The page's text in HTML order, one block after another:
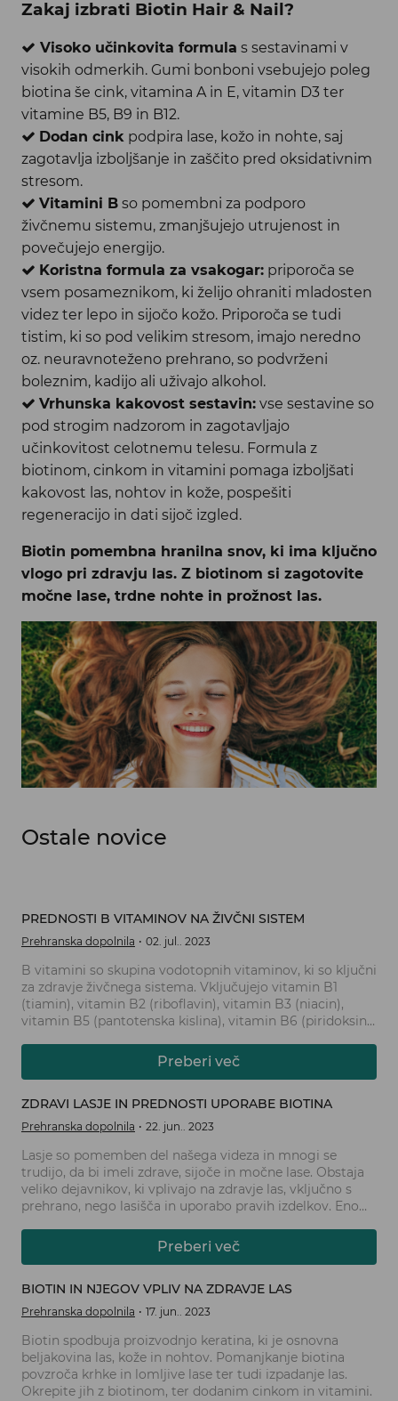
Zakaj izbrati Biotin Hair & Nail?
Visoko učinkovita formula s sestavinami v
visokih odmerkih. Gumi bonboni vsebujejo poleg
biotina še cink, vitamina A in E, vitamin D3 ter
vitamine B5, B9 in B12.
Dodan cink podpira lase, kožo in nohte, saj
zagotavlja izboljšanje in zaščito pred oksidativnim
stresom.
Vitamini Bso pomembni za podporo
živčnemu sistemu, zmanjšujejo utrujenost in
povečujejo energijo.
Koristna formula za vsakogar:priporoča se
vsem posameznikom, ki želijo ohraniti mladosten
videz ter lepo in sijočo kožo. Priporoča se tudi
tistim, ki so pod velikim stresom, imajo neredno
oz. neuravnoteženo prehrano, so podvrženi
boleznim, kadijo ali uživajo alkohol.
Vrhunska kakovost sestavin:vse sestavine so
pod strogim nadzorom in zagotavljajo
učinkovitost celotnemu telesu. Formula z
biotinom, cinkom in vitamini pomaga izboljšati
kakovost las, nohtov in kože, pospešiti
regeneracijo in dati sijoč izgled.
Biotin pomembna hranilna snov, ki ima ključno
vlogo pri zdravju las. Z biotinom si zagotovite
močne lase, trdne nohte in prožnost las.
Ostale novice
PREDNOSTI B VITAMINOV NA ŽIVČNI SISTEM
Prehranska dopolnila 02. jul.. 2023
B vitamini so skupina vodotopnih vitaminov, ki so ključni
za zdravje živčnega sistema. Vključujejo vitamin B1
(tiamin), vitamin B2 (riboflavin), vitamin B3 (niacin),
vitamin B5 (pantotenska kislina), vitamin B6 (piridoksin),
B12 (kobalamin). Te vitamine je treba redno vnašati s
hrano ali prehranskimi dopolnili, saj imajo pomembno
Preberi več
ZDRAVI LASJE IN PREDNOSTI UPORABE BIOTINA
Prehranska dopolnila 22. jun.. 2023
Lasje so pomemben del našega videza in mnogi se
trudijo, da bi imeli zdrave, sijoče in močne lase. Obstaja
veliko dejavnikov, ki vplivajo na zdravje las, vključno s
prehrano, nego lasišča in uporabo pravih izdelkov. Eno
ohranjanju zdravih las, je biotin.
Preberi več
BIOTIN IN NJEGOV VPLIV NA ZDRAVJE LAS
Prehranska dopolnila 17. jun.. 2023
Biotin spodbuja proizvodnjo keratina, ki je osnovna
beljakovina las, kože in nohtov. Pomanjkanje biotina
povzroča krhke in lomljive lase ter tudi izpadanje las.
Okrepite jih z biotinom, ter dodanim cinkom in vitamini.